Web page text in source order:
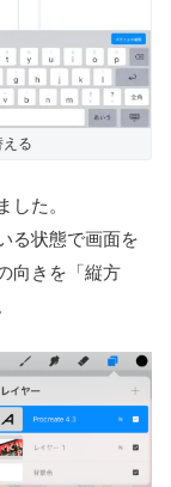
る
した。
る状態で画面を
向きを「縦方